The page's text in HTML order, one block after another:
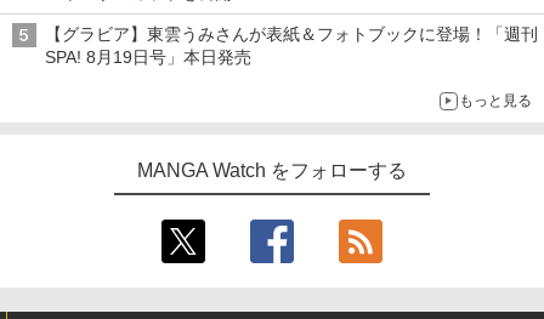
タイトルは「offcourt（オフコート）」に決定
【グラビア】東雲うみさんが表紙＆フォトブックに登場！「週刊
SPA! 8月19日号」本日発売
もっと見る
MANGA Watch をフォローする